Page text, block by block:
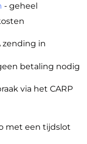
- geheel
zending in
betaling nodig
via het CARP
met een tijdslot